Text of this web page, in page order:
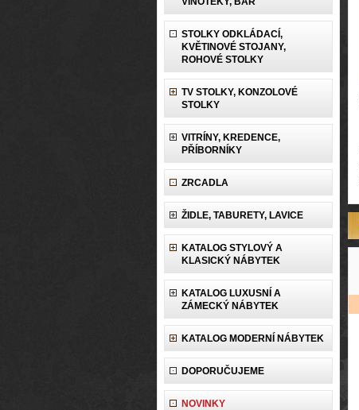
STOLKY ODKLÁDACÍ,
KVĚTINOVÉ STOJANY,
ROHOVÉ STOLKY
TV STOLKY, KONZOLOVÉ
STOLKY
VITRÍNY, KREDENCE,
PŘÍBORNÍKY
ZRCADLA
ŽIDLE, TABURETY, LAVICE
KATALOG STYLOVÝ A
KLASICKÝ NÁBYTEK
KATALOG LUXUSNÍ A
ZÁMECKÝ NÁBYTEK
KATALOG MODERNÍ NÁBYTEK
DOPORUČUJEME
NOVINKY